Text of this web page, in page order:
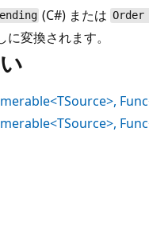
(C#) または Order
に変換されます。